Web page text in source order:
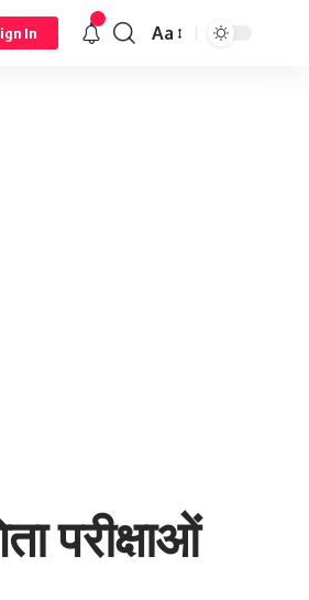
In Aa
परीक्षाओं